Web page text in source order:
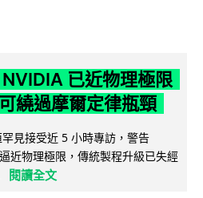
已近物理極限
繞過摩爾定律瓶頸
見接受近 5 小時專訪，警告
近物理極限，傳統製程升級已失經
閱讀全文